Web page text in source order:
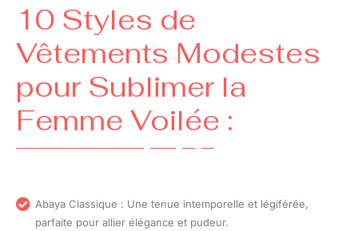
10 Styles de
Vêtements Modestes
pour Sublimer la
Femme Voilée :
Abaya Classique : Une tenue intemporelle et légiférée,
parfaite pour allier élégance et pudeur.